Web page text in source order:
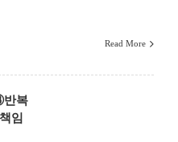
Read More
반복
임